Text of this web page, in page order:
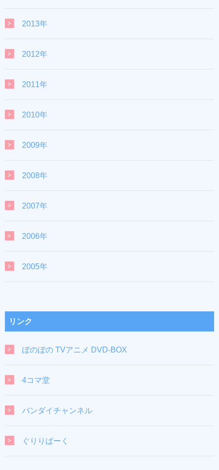
2013年
2012年
2011年
2010年
2009年
2008年
2007年
2006年
2005年
リンク
ぼのぼの TVアニメ DVD-BOX
4コマ堂
バンダイチャンネル
ぐりりぱーく